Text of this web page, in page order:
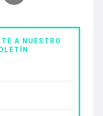
A NUESTRO